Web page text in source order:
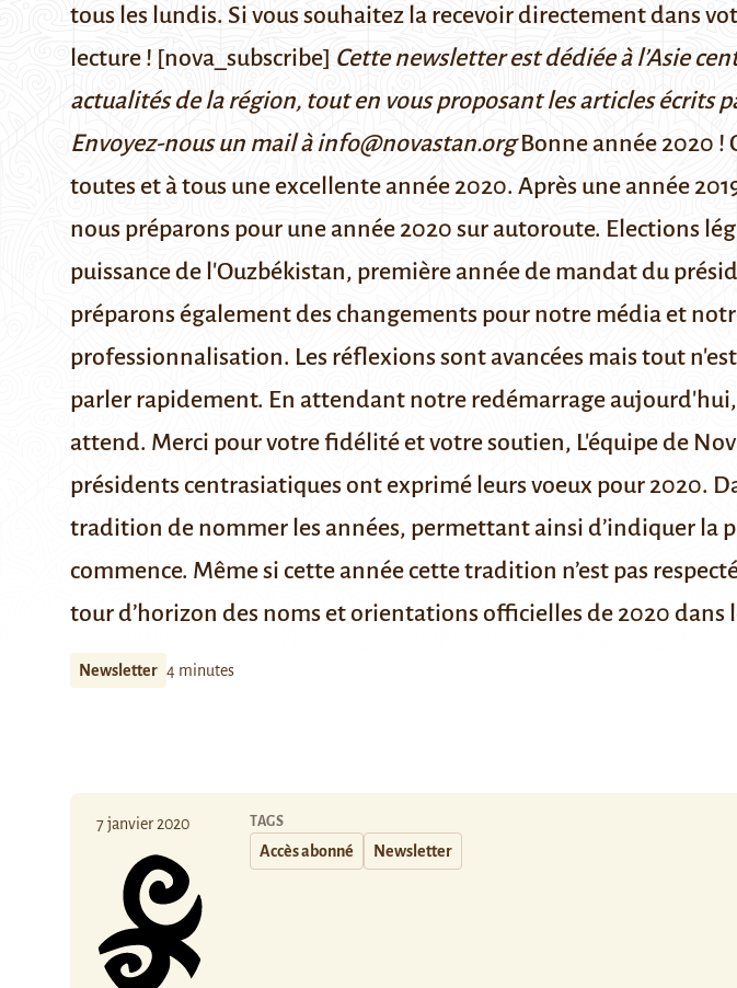
tous les lundis. Si vous souhaitez la recevoir directement dans
lecture ! [nova_subscribe] Cette newsletter est dédiée à l’Asie
actualités de la région, tout en vous proposant les articles écrits
Envoyez-nous un mail à info@novastan.orgBonne année 2020 !
toutes et à tous une excellente année 2020. Après une année
nous préparons pour une année 2020 sur autoroute. Elections
puissance de l'Ouzbékistan, première année de mandat du
préparons également des changements pour notre média et
professionnalisation. Les réflexions sont avancées mais tout
parler rapidement. En attendant notre redémarrage
attend. Merci pour votre fidélité et votre soutien, L'équipe de
présidents centrasiatiques ont exprimé leurs voeux pour 2020.
tradition de nommer les années, permettant ainsi d’indiquer la
commence. Même si cette année cette tradition n’est pas
tour d’horizon des noms et orientations officielles de 2020 dans
Newsletter 4 minutes
7 janvier 2020 TAGS
Accès abonné Newsletter